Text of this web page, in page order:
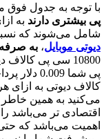
به جدول فوق متوجه
دارندبه ازای هر
که نسبت به
، به صرفه تر
سی پی کالاف دیوتی
تر می‌باشد را به خود
که حتیخرید